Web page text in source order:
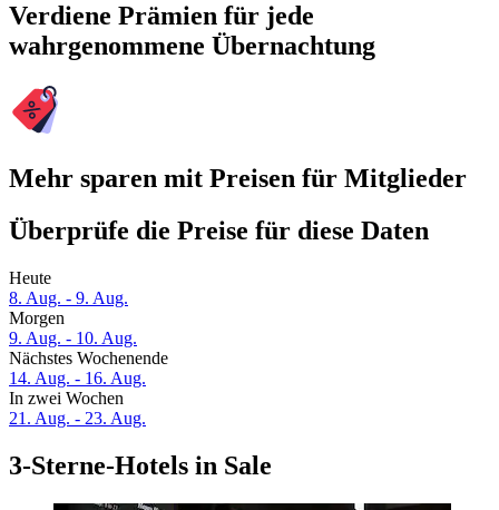
Verdiene Prämien für jede
wahrgenommene Übernachtung
Mehr sparen mit Preisen für Mitglieder
Überprüfe die Preise für diese Daten
Heute
8. Aug. - 9. Aug.
Morgen
9. Aug. - 10. Aug.
Nächstes Wochenende
14. Aug. - 16. Aug.
In zwei Wochen
21. Aug. - 23. Aug.
3-Sterne-Hotels in Sale